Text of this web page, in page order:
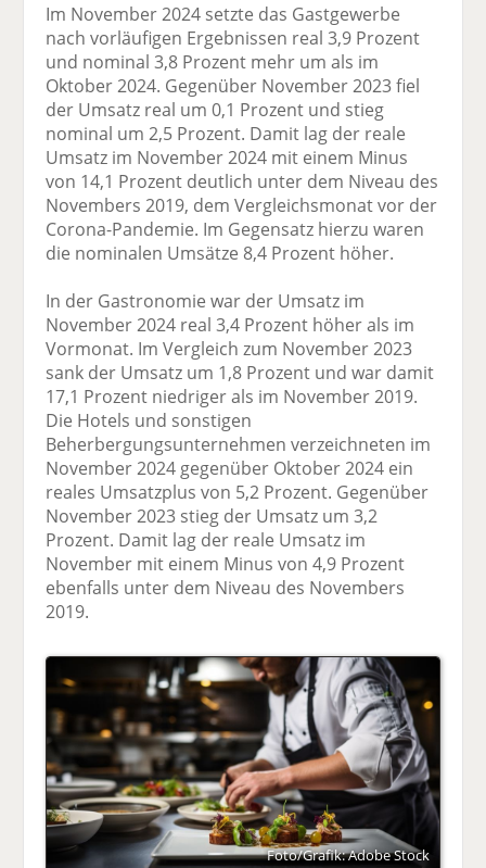
Im November 2024 setzte das Gastgewerbe
nach vorläufigen Ergebnissen real 3,9 Prozent
und nominal 3,8 Prozent mehr um als im
Oktober 2024. Gegenüber November 2023 fiel
der Umsatz real um 0,1 Prozent und stieg
nominal um 2,5 Prozent. Damit lag der reale
Umsatz im November 2024 mit einem Minus
von 14,1 Prozent deutlich unter dem Niveau des
Novembers 2019, dem Vergleichsmonat vor der
Corona-Pandemie. Im Gegensatz hierzu waren
die nominalen Umsätze 8,4 Prozent höher.
In der Gastronomie war der Umsatz im
November 2024 real 3,4 Prozent höher als im
Vormonat. Im Vergleich zum November 2023
sank der Umsatz um 1,8 Prozent und war damit
17,1 Prozent niedriger als im November 2019.
Die Hotels und sonstigen
Beherbergungsunternehmen verzeichneten im
November 2024 gegenüber Oktober 2024 ein
reales Umsatzplus von 5,2 Prozent. Gegenüber
November 2023 stieg der Umsatz um 3,2
Prozent. Damit lag der reale Umsatz im
November mit einem Minus von 4,9 Prozent
ebenfalls unter dem Niveau des Novembers
2019.
Foto/Grafik: Adobe Stock